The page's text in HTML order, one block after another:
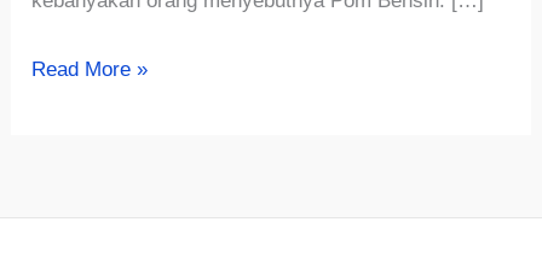
Menghitung
SPBU,
Read More »